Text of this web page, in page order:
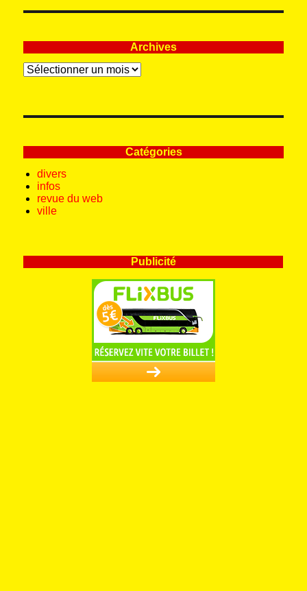
Archives
Archives
Catégories
divers
infos
revue du web
ville